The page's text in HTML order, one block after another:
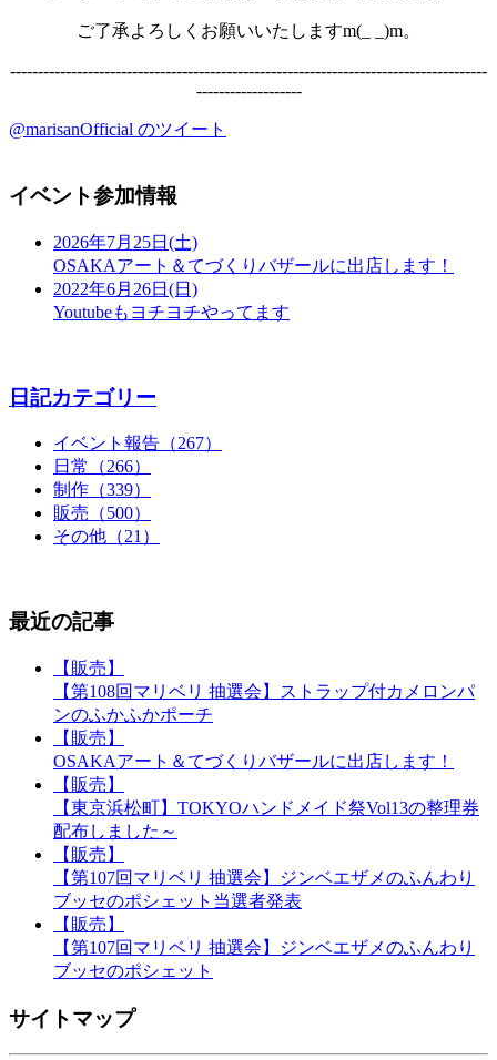
ご了承よろしくお願いいたしますm(_ _)m。
--------------------------------------------------------------------------------------
-------------------
@marisanOfficial のツイート
イベント参加情報
2026年7月25日(土)
OSAKAアート＆てづくりバザールに出店します！
2022年6月26日(日)
Youtubeもヨチヨチやってます
日記カテゴリー
イベント報告（267）
日常（266）
制作（339）
販売（500）
その他（21）
最近の記事
【販売】
【第108回マリベリ 抽選会】ストラップ付カメロンパ
ンのふかふかポーチ
【販売】
OSAKAアート＆てづくりバザールに出店します！
【販売】
【東京浜松町】TOKYOハンドメイド祭Vol13の整理券
配布しました～
【販売】
【第107回マリベリ 抽選会】ジンベエザメのふんわり
ブッセのポシェット当選者発表
【販売】
【第107回マリベリ 抽選会】ジンベエザメのふんわり
ブッセのポシェット
サイトマップ